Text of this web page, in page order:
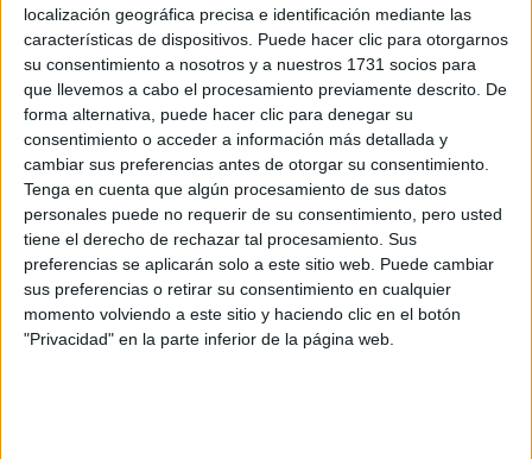
localización geográfica precisa e identificación mediante las
características de dispositivos. Puede hacer clic para otorgarnos
su consentimiento a nosotros y a nuestros 1731 socios para
que llevemos a cabo el procesamiento previamente descrito. De
forma alternativa, puede hacer clic para denegar su
consentimiento o acceder a información más detallada y
cambiar sus preferencias antes de otorgar su consentimiento.
Tenga en cuenta que algún procesamiento de sus datos
personales puede no requerir de su consentimiento, pero usted
tiene el derecho de rechazar tal procesamiento. Sus
preferencias se aplicarán solo a este sitio web. Puede cambiar
sus preferencias o retirar su consentimiento en cualquier
momento volviendo a este sitio y haciendo clic en el botón
"Privacidad" en la parte inferior de la página web.
Pídeles información ¡GRATIS!
Presencial |Madrid
Máster Universitario en
Ingeniería Informática
UNIVERSIDAD AUTóNOMA DE MADRID (Universidad Pública)
Tipo: Máster
Pídeles información ¡GRATIS!
Presencial |Madrid
Máster Universitario en
Ingeniería Informática
UNIVERSIDAD CARLOS III DE MADRID (Universidad Pública)